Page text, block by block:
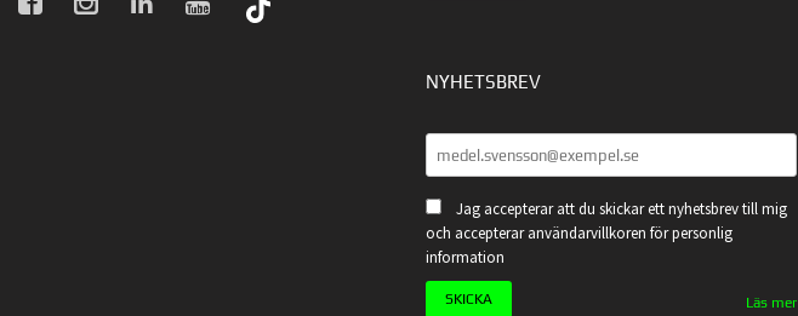
NYHETSBREV
Jag accepterar att du skickar ett nyhetsbrev till mig
och accepterar användarvillkoren för personlig
information
Läs mer